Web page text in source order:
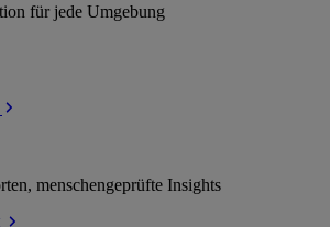
für jede Umgebung
menschengeprüfte Insights